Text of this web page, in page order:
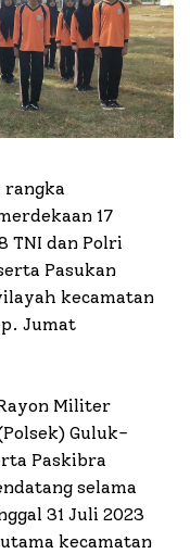
rangka
17
TNI dan Polri
Pasukan
kecamatan
Jumat
Militer
Guluk-
Paskibra
selama
31 Juli 2023
kecamatan